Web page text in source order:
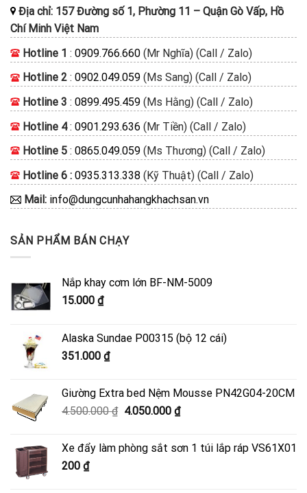
Địa chỉ: 157 Đường số 1, Phường 11 – Quận Gò Vấp, Hồ
Chí Minh Việt Nam
Hotline 1 : 0909.766.660 (Mr Nghĩa) (Call / Zalo)
Hotline 2 : 0902.049.059 (Ms Sang) (Call / Zalo)
Hotline 3 : 0899.495.459 (Ms Hằng) (Call / Zalo)
Hotline 4: 0901.293.636 (Mr Tiền) (Call / Zalo)
Hotline 5 : 0865.049.059 (Ms Thương) (Call / Zalo)
Hotline 6 : 0935.313.338 (Kỹ Thuật) (Call / Zalo)
Mail: info@dungcunhahangkhachsan.vn
SẢN PHẨM BÁN CHẠY
Nắp khay cơm lớn BF-NM-5009
15.000 ₫
Alaska Sundae P00315 (bộ 12 cái)
351.000 ₫
Giường Extra bed Nệm Mousse PN42G04-20CM
4.500.000₫ Giá
4.500.000 ₫.
4.050.000 ₫Giá
là:
Xe đẩy làm phòng sắt sơn 1 túi lắp ráp VS61X01
200 ₫